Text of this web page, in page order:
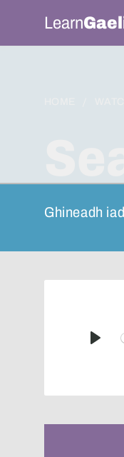
Learn
Ghineadh
Play